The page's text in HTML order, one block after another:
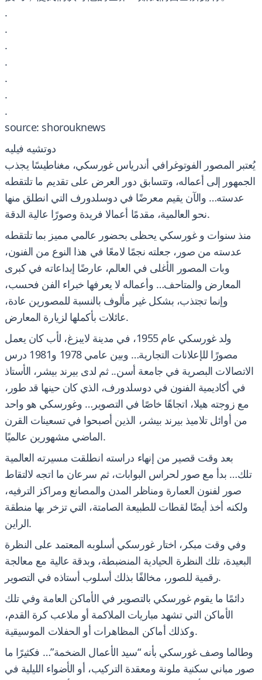
.
.
.
.
.
.
.
source: shorouknews
دوتشيه فيليه
يُعتبر المصور الفوتوغرافي أندرياس غورسكي، مغناطيسًا يجذب
الجمهور إلى أعماله، وتتسابق دور العرض على تقديم ما تلتقطه
عدسته… والآن يقيم معرضًا في دوسلدورف التي انطلق منها
نحو العالمية، مقدمًا أعمالا فريدة وصورًا عالية الدقة.
منذ سنوات و غورسكي يحظى بحضور عالمي مميز بما تلتقطه
عدسته من صور، جعلته نجمًا لامعًا في هذا النوع من الفنون،
وبات المصور الأغلى في العالم، عارضًا إبداعاته في كبرى
المعارض والمتاحف… وأعماله لا يعرفها خبراء الفن فحسب،
وإنما تجتذب، بشكل غير مألوف بالنسبة للمصورين عادة،
عائلات بأكملها لزيارة المعارض.
ولد غورسكي عام 1955، في مدينة لايبزغ، لأب كان يعمل
مصورًا للإعلانات التجارية… وبين عامي 1978 و1981 درس
الاتصالات البصرية في جامعة أسن.. ثم لدى بيرند بيشر، الأستاذ
في أكاديمية الفنون في دوسلدورف، الذي كان حينها قد طور،
مع زوجته هيلا، اتجاهًا خاصًا في التصوير… وغورسكي هو واحد
من أوائل تلاميذ بيرند بيشر، الذين أصبحوا في تسعينات القرن
الماضي مشهورين عالميًا.
بعد وقت قصير من إنهاء دراسته انطلقت مسيرته العالمية
تلك… بدأ مع صور لحراس البوابات، ثم سرعان ما اتجه لالتقاط
صور لفنون العمارة ومناظر المدن والمصانع ومراكز الترفيه،
ولكنه أخذ أيضًا لقطات للطبيعة الصامتة، التي تزخر بها منطقة
الراين.
وفي وقت مبكر، اختار غورسكي أسلوبه المعتمد على النظرة
البعيدة، تلك النظرة الحيادية المنضبطة، وبدقة عالية مع معالجة
رقمية للصور، مخالفًا بذلك أسلوب أستاذه في التصوير.
دائمًا ما يقوم غورسكي بالتصوير في الأماكن العامة وفي تلك
الأماكن التي تشهد مباريات الملاكمة أو ملاعب كرة القدم،
وكذلك أماكن المظاهرات أو الحفلات الموسيقية.
وطالما وصف غورسكي بأنه “سيد الأعمال الضخمة”… فكثيرًا ما
صور مباني سكنية ملونة ومعقدة التركيب، أو الأضواء الليلية في